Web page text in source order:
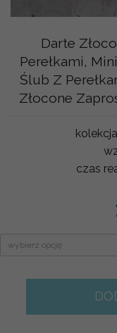
Darte
Perełkami,
Ślub Z
Złocone
czas